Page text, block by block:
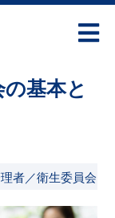
基本と
者／衛生委員会